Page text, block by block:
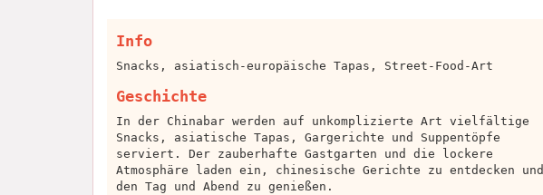
Info
Snacks, asiatisch-europäische Tapas, Street-Food-Art
Geschichte
In der Chinabar werden auf unkomplizierte Art vielfältige
Snacks, asiatische Tapas, Gargerichte und Suppentöpfe
serviert. Der zauberhafte Gastgarten und die lockere
Atmosphäre laden ein, chinesische Gerichte zu entdecken und
den Tag und Abend zu genießen.